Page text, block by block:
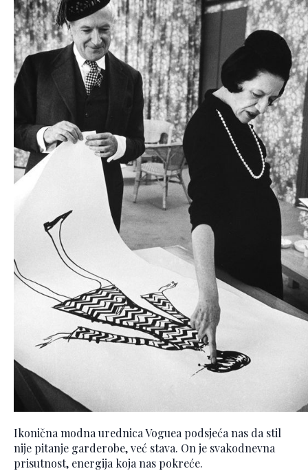
Ikonična modna urednica Voguea podsjeća nas da stil
nije pitanje garderobe, već stava. On je svakodnevna
prisutnost, energija koja nas pokreće.